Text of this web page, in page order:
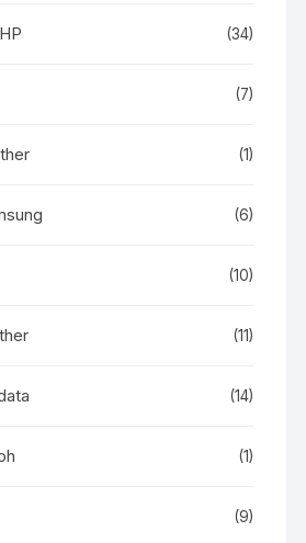
(34)
(7)
(1)
(6)
(10)
(11)
(14)
(1)
(9)